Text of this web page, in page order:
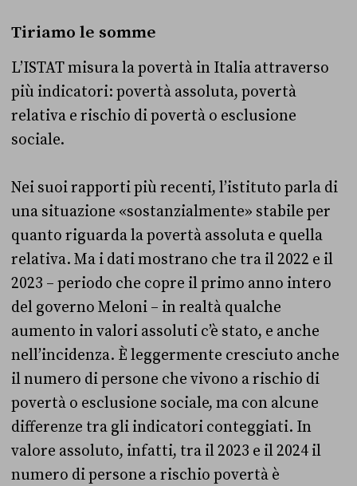
Tiriamo le somme
L’ISTAT misura la povertà in Italia attraverso
più indicatori: povertà assoluta, povertà
relativa e rischio di povertà o esclusione
sociale.
Nei suoi rapporti più recenti, l’istituto parla di
una situazione «sostanzialmente» stabile per
quanto riguarda la povertà assoluta e quella
relativa. Ma i dati mostrano che tra il 2022 e il
2023 – periodo che copre il primo anno intero
del governo Meloni – in realtà qualche
aumento in valori assoluti c’è stato, e anche
nell’incidenza. È leggermente cresciuto anche
il numero di persone che vivono a rischio di
povertà o esclusione sociale, ma con alcune
differenze tra gli indicatori conteggiati. In
valore assoluto, infatti, tra il 2023 e il 2024 il
numero di persone a rischio povertà è